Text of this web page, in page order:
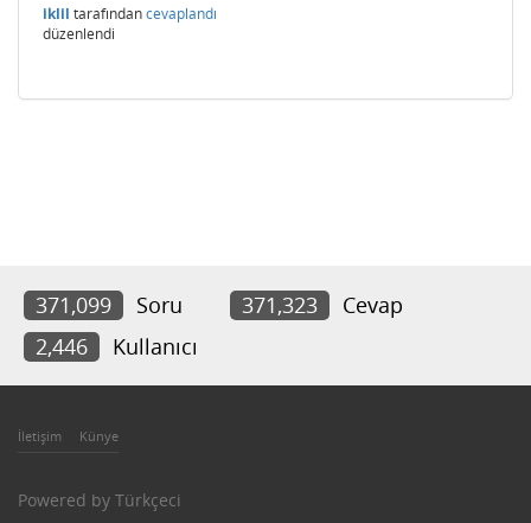
iklil tarafındancevaplandı
düzenlendi
371,099 Soru 371,323
Cevap
2,446
Kullanıcı
İletişim Künye
Powered by Türkçeci